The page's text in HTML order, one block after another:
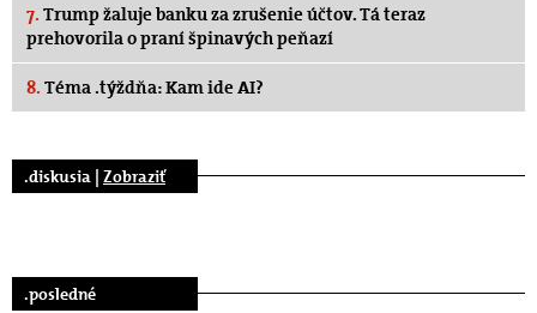
7. Trump žaluje banku za zrušenie účtov. Tá teraz
prehovorila o praní špinavých peňazí
8. Téma .týždňa: Kam ide AI?
.diskusia | Zobraziť
.posledné